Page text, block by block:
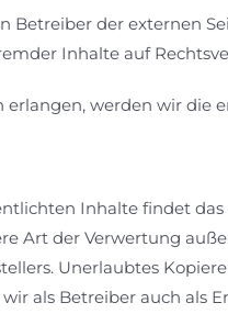
Betreiber der externen
Inhalte auf
werden wir die
Inhalte findet
Art der Verwertung
Unerlaubtes
als Betreiber auch als